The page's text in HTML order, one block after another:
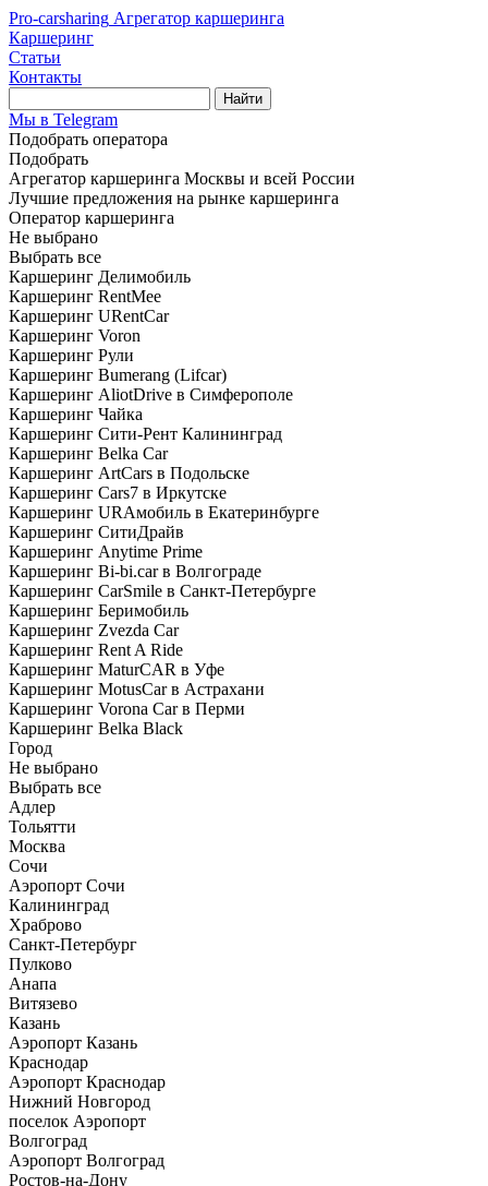
Pro-carsharing Агрегатор каршеринга
Каршеринг
Статьи
Контакты
Найти
Мы в Telegram
Подобрать оператора
Подобрать
Агрегатор каршеринга Москвы и всей России
Лучшие предложения на рынке каршеринга
Оператор каршеринга
Не выбрано
Выбрать все
Каршеринг Делимобиль
Каршеринг RentMee
Каршеринг URentCar
Каршеринг Voron
Каршеринг Рули
Каршеринг Bumerang (Lifcar)
Каршеринг AliotDrive в Симферополе
Каршеринг Чайка
Каршеринг Сити-Рент Калининград
Каршеринг Belka Car
Каршеринг ArtCars в Подольске
Каршеринг Cars7 в Иркутске
Каршеринг URAмобиль в Екатеринбурге
Каршеринг СитиДрайв
Каршеринг Anytime Prime
Каршеринг Bi-bi.car в Волгограде
Каршеринг CarSmile в Санкт-Петербурге
Каршеринг Беримобиль
Каршеринг Zvezda Car
Каршеринг Rent A Ride
Каршеринг MaturCAR в Уфе
Каршеринг MotusCar в Астрахани
Каршеринг Vorona Car в Перми
Каршеринг Belka Black
Город
Не выбрано
Выбрать все
Адлер
Тольятти
Москва
Сочи
Аэропорт Сочи
Калининград
Храброво
Санкт-Петербург
Пулково
Анапа
Витязево
Казань
Аэропорт Казань
Краснодар
Аэропорт Краснодар
Нижний Новгород
поселок Аэропорт
Волгоград
Аэропорт Волгоград
Ростов-на-Дону